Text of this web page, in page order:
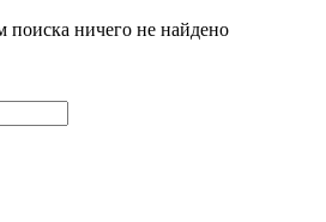
поиска ничего не найдено